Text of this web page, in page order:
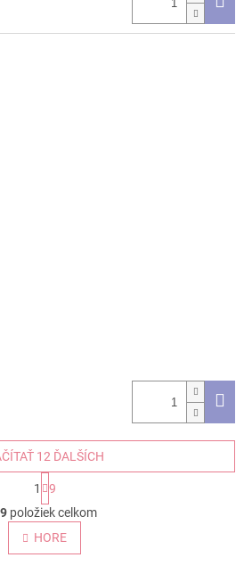
O
v
l
á
12 ĎALŠÍCH
t
r
á
n
k
1
9
položiek celkom
HORE